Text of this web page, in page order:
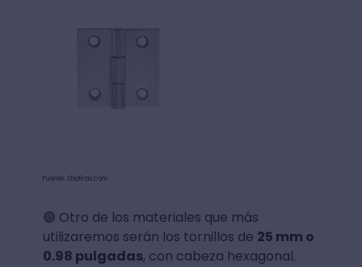
Fuente: chafiras.com
🟣 Otro de los materiales que más
utilizaremos serán los tornillos de 25 mm o
0.98 pulgadas, con cabeza hexagonal.